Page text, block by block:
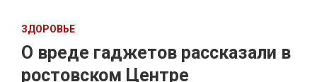
ЗДОРОВЬЕ
О вреде гаджетов рассказали в
ростовском Центре